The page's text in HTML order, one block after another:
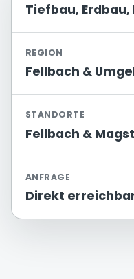
Tiefbau,
REGION
Fellbach &
STANDORTE
Fellbach &
ANFRAGE
Direkt